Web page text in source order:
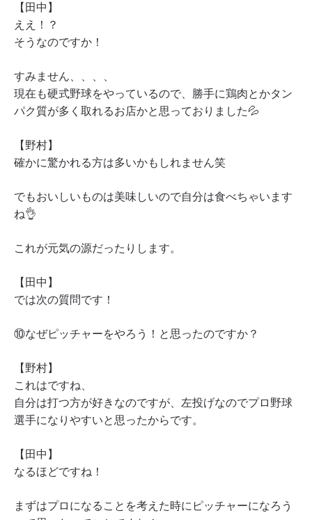
【田中】
ええ！？
そうなのですか！
すみません、、、、
現在も硬式野球をやっているので、勝手に鶏肉とかタン
パク質が多く取れるお店かと思っておりました💦
【野村】
確かに驚かれる方は多いかもしれません笑
でもおいしいものは美味しいので自分は食べちゃいます
ね👌
これが元気の源だったりします。
【田中】
では次の質問です！
⑩なぜピッチャーをやろう！と思ったのですか？
【野村】
これはですね、
自分は打つ方が好きなのですが、左投げなのでプロ野球
選手になりやすいと思ったからです。
【田中】
なるほどですね！
まずはプロになることを考えた時にピッチャーになろう